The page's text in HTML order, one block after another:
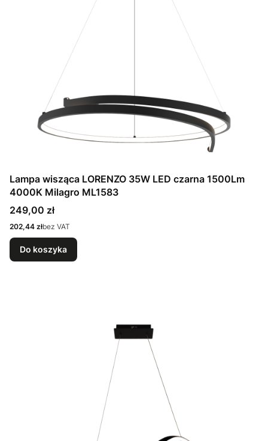
Lampa wisząca LORENZO 35W LED czarna 1500Lm
4000K Milagro ML1583
Cena
249,00 zł
Cena
202,44 złbez VAT
Do koszyka